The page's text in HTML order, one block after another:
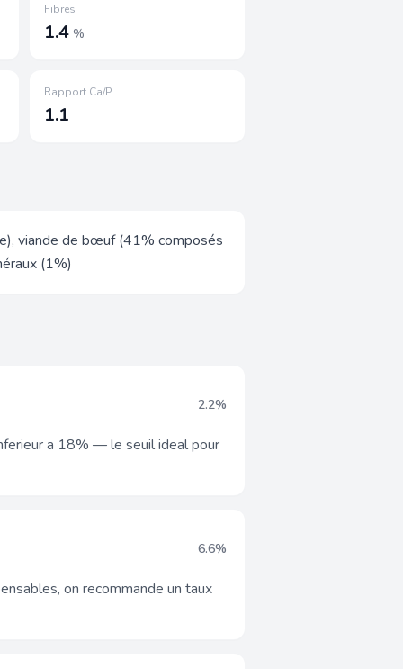
Fibres
1.4 %
Rapport Ca/P
1.1
viande de bœuf (41% composés
(1%)
2.2%
a 18% — le seuil ideal pour
6.6%
on recommande un taux